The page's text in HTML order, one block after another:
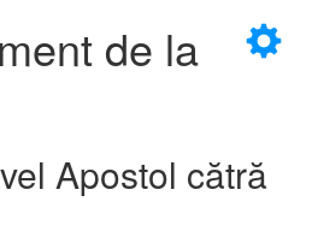
×
de la
Apostol cătră